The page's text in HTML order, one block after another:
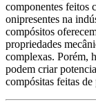
componentes feitos
onipresentes na
compósitos
propriedades
complexas. Porém,
podem criar
compósitas feitas